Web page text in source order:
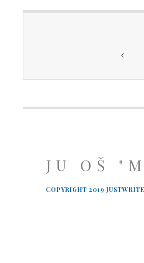
JU OŠ
COPYRIGHT 2019